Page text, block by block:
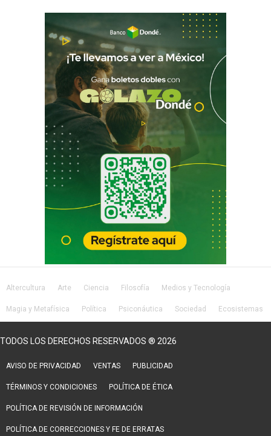
Altercultura Arte Ciencia Filosofía Medios y Tecnología
Magia y Metafísica Política Psiconáutica Sociedad Ecosistemas
TODOS LOS DERECHOS RESERVADOS ® 2026
AVISO DE PRIVACIDAD VENTAS PUBLICIDAD
TÉRMINOS Y CONDICIONES POLÍTICA DE ÉTICA
POLÍTICA DE REVISIÓN DE INFORMACIÓN
POLÍTICA DE CORRECCIONES Y FE DE ERRATAS